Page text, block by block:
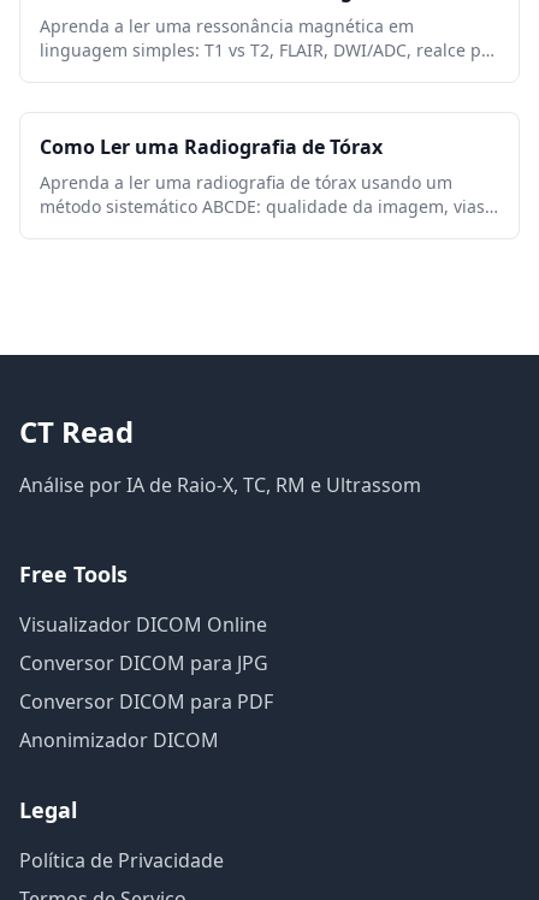
Aprenda a ler uma ressonância magnética em
linguagem simples: T1 vs T2, FLAIR, DWI/ADC, realce por
Como Ler uma Radiografia de Tórax
Aprenda a ler uma radiografia de tórax usando um
método sistemático ABCDE: qualidade da imagem, vias
CT Read
Análise por IA de Raio-X, TC, RM e Ultrassom
Free Tools
Visualizador DICOM Online
Conversor DICOM para JPG
Conversor DICOM para PDF
Anonimizador DICOM
Legal
Política de Privacidade